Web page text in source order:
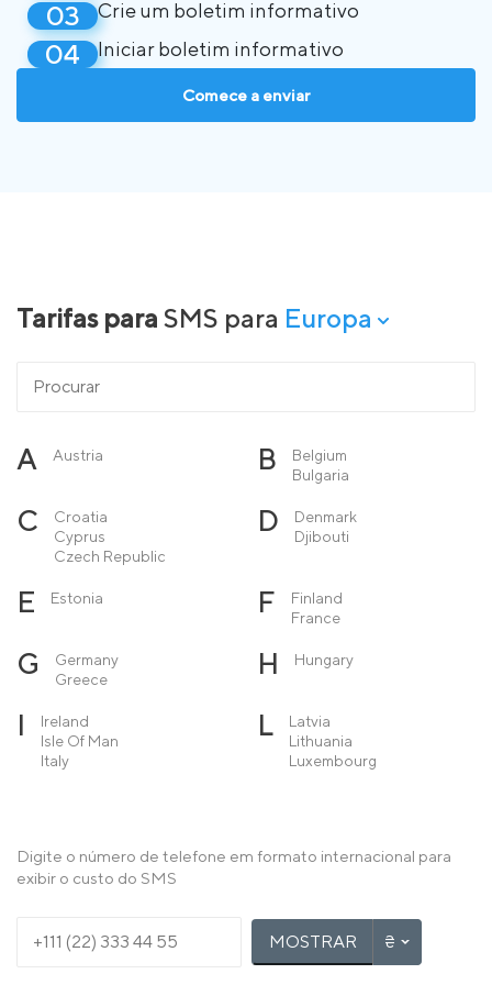
Crie um boletim informativo
Iniciar boletim informativo
Comece a enviar
Tarifas para SMS para Europa
A Austria B
Belgium
Bulgaria
C
Croatia
Cyprus
Czech Republic
D
Denmark
Djibouti
E Estonia F
Finland
France
G
Germany
Greece
H Hungary
I
Ireland
Isle Of Man
Italy
L
Latvia
Lithuania
Luxembourg
Monaco
Montenegro
Portugal
R Romania
Digite o número de telefone em formato internacional para
exibir o custo do SMS
MOSTRAR